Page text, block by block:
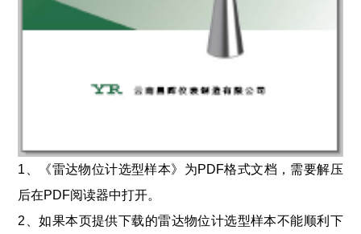
1、《雷达物位计选型样本》为PDF格式文档，需要解压
后在PDF阅读器中打开。
2、如果本页提供下载的雷达物位计选型样本不能顺利下